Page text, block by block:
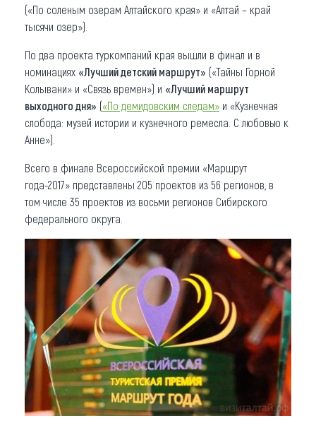
(«По соленым озерам Алтайского края» и «Алтай – край
тысячи озер»).
По два проекта туркомпаний края вышли в финал и в
номинациях «Лучший детский маршрут» («Тайны Горной
Колывани» и «Связь времен») и «Лучший маршрут
выходного дня» («По демидовским следам» и «Кузнечная
слобода: музей истории и кузнечного ремесла. С любовью к
Анне»).
Всего в финале Всероссийской премии «Маршрут
года-2017» представлены 205 проектов из 56 регионов, в
том числе 35 проектов из восьми регионов Сибирского
федерального округа.